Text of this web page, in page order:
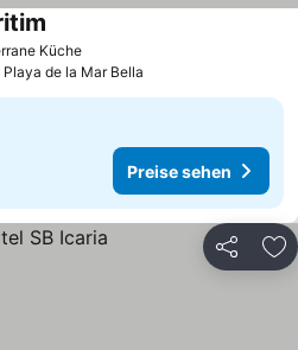
Küche
de la Mar Bella
Preise sehen
Teilen